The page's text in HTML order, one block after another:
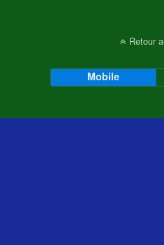
Retour
Mobile